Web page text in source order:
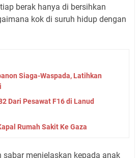
berak hanya di bersihkan
kok di suruh hidup dengan
Siaga-Waspada, Latihkan
Dari Pesawat F16 di Lanud
Rumah Sakit Ke Gaza
sabar menjelaskan kepada anak